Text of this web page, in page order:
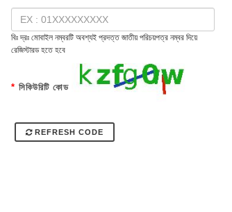
বিঃ দ্রঃ মোবাইল নম্বরটি অবশ্যই প্রদত্ত জাতীয় পরিচয়পত্র নম্বর দিয়ে
রেজিস্টারড হতে হবে
* সিকিউরিটি কোড
REFRESH CODE